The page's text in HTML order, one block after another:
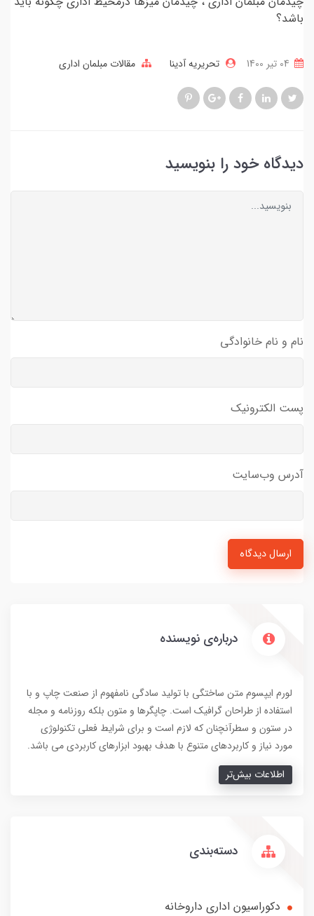
باشد؟
تحریریه آدینا مقالات مبلمان اداری
دیدگاه خود را بنویسید
نام و نام خانوادگی
پست الکترونیک
آدرس وب‌سایت
ارسال دیدگاه
درباره‌ی نویسنده
لورم ایپسوم متن ساختگی با تولید سادگی نامفهوم از صنعت چاپ و با
استفاده از طراحان گرافیک است. چاپگرها و متون بلکه روزنامه و مجله
در ستون و سطرآنچنان که لازم است و برای شرایط فعلی تکنولوژی
مورد نیاز و کاربردهای متنوع با هدف بهبود ابزارهای کاربردی می باشد.
اطلاعات بیش‌تر
دسته‌بندی
دکوراسیون اداری داروخانه